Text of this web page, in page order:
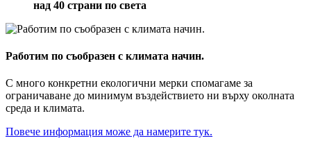
над 40 страни по света
Работим по съобразен с климата начин.
С много конкретни екологични мерки спомагаме за
ограничаване до минимум въздействието ни върху околната
среда и климата.
Повече информация може да намерите тук.